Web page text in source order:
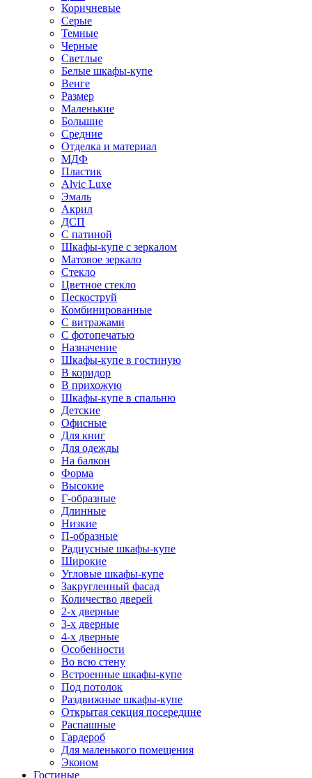
Коричневые
Серые
Темные
Черные
Светлые
Белые шкафы-купе
Венге
Размер
Маленькие
Большие
Средние
Отделка и материал
МДФ
Пластик
Alvic Luxe
Эмаль
Акрил
ДСП
С патиной
Шкафы-купе с зеркалом
Матовое зеркало
Стекло
Цветное стекло
Пескоструй
Комбинированные
С витражами
С фотопечатью
Назначение
Шкафы-купе в гостиную
В коридор
В прихожую
Шкафы-купе в спальню
Детские
Офисные
Для книг
Для одежды
На балкон
Форма
Высокие
Г-образные
Длинные
Низкие
П-образные
Радиусные шкафы-купе
Широкие
Угловые шкафы-купе
Закругленный фасад
Количество дверей
2-х дверные
3-х дверные
4-х дверные
Особенности
Во всю стену
Встроенные шкафы-купе
Под потолок
Раздвижные шкафы-купе
Открытая секция посередине
Распашные
Гардероб
Для маленького помещения
Эконом
Гостиные